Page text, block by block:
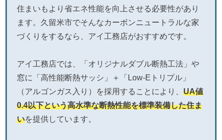
住まいもより省エネ性能を向上させる必要性があり
ます。久留米市でそんなカーボンニュートラルな家
づくりをするなら、アイ工務店がおすすめです。
アイ工務店では、「オリジナルダブル断熱工法」や
窓に「高性能断熱サッシ」＋「Low-Eトリプル」
（アルゴンガス入り）を採用することにより、UA値
0.4以下という高水準な断熱性能を標準装備した住ま
いを提供しています。